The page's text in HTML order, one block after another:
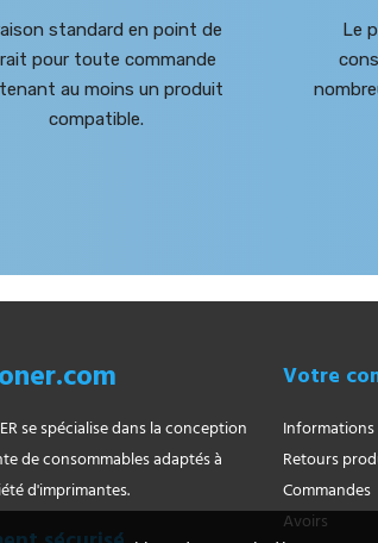
standard en point de
pour toute commande
au moins un produit
compatible.
Le
se spécialise dans la conception
de consommables adaptés à
d'imprimantes.
Votre
Retours
Commandes
Avoirs